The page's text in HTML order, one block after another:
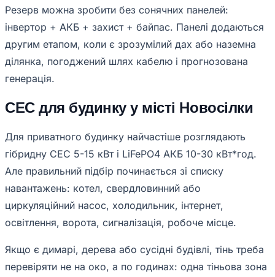
Резерв можна зробити без сонячних панелей:
інвертор + АКБ + захист + байпас. Панелі додаються
другим етапом, коли є зрозумілий дах або наземна
ділянка, погоджений шлях кабелю і прогнозована
генерація.
СЕС для будинку у місті Новосілки
Для приватного будинку найчастіше розглядають
гібридну СЕС 5-15 кВт і LiFePO4 АКБ 10-30 кВт*год.
Але правильний підбір починається зі списку
навантажень: котел, свердловинний або
циркуляційний насос, холодильник, інтернет,
освітлення, ворота, сигналізація, робоче місце.
Якщо є димарі, дерева або сусідні будівлі, тінь треба
перевіряти не на око, а по годинах: одна тіньова зона